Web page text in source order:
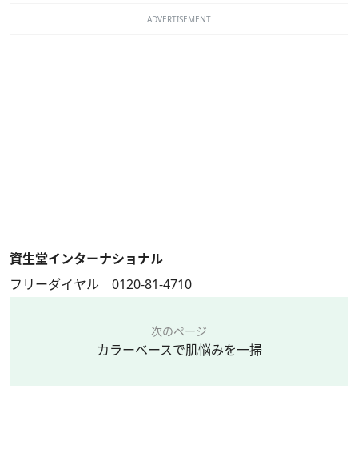
ADVERTISEMENT
資生堂インターナショナル
フリーダイヤル 0120-81-4710
次のページ
カラーベースで肌悩みを一掃